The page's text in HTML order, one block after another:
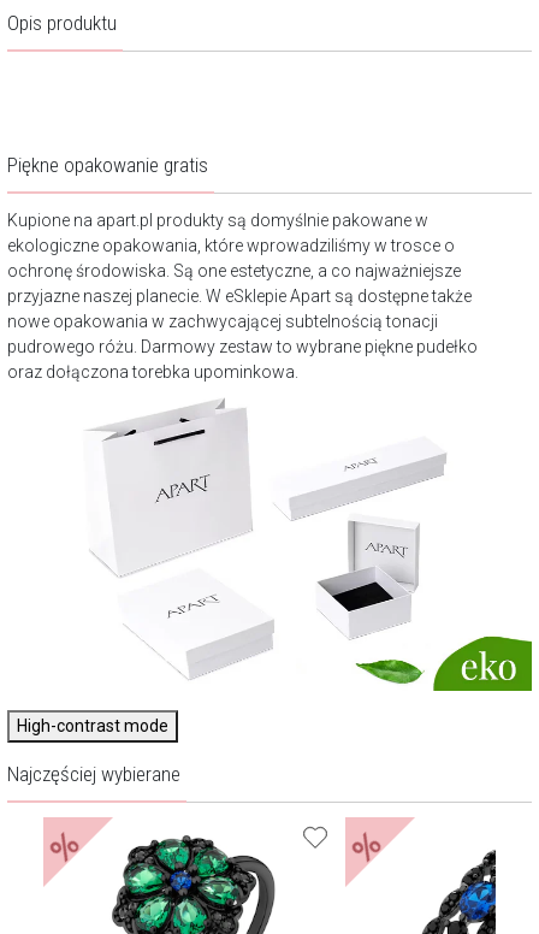
Opis produktu
Piękne opakowanie gratis
Kupione na apart.pl produkty są domyślnie pakowane w
ekologiczne opakowania, które wprowadziliśmy w trosce o
ochronę środowiska. Są one estetyczne, a co najważniejsze
przyjazne naszej planecie. W eSklepie Apart są dostępne także
nowe opakowania w zachwycającej subtelnością tonacji
pudrowego różu. Darmowy zestaw to wybrane piękne pudełko
oraz dołączona torebka upominkowa.
High-contrast mode
Najczęściej wybierane
% %